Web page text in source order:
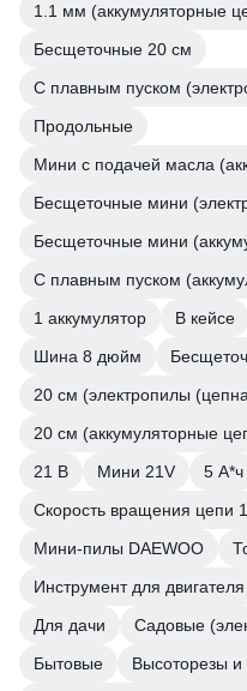
1.1 мм (аккумуляторные
Бесщеточные 20 см
С плавным пуском
Продольные
Мини с подачей масла
Бесщеточные мини
Бесщеточные мини
С плавным пуском
1 аккумулятор
В кейсе
Шина 8 дюйм
20 см (электропилы
20 см (аккумуляторные
21 В
Мини 21V
5 А*ч
Скорость вращения цепи
Мини-пилы DAEWOO
Инструмент для двигателя
Для дачи
Садовые
Бытовые
Высоторезы и